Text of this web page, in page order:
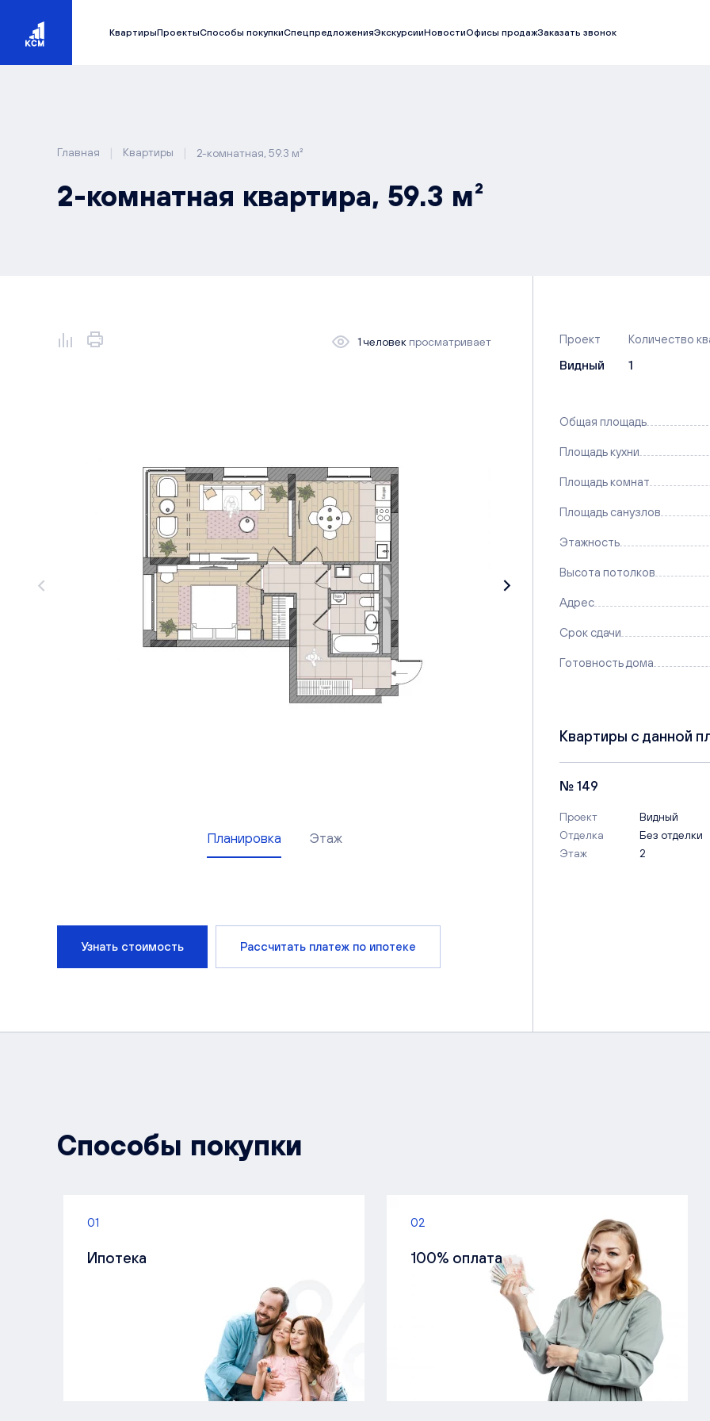
КвартирыПроектыСпособы покупкиСпецпредложенияЭкскурсииНовостиОфисы продажЗаказать звонок
Главная | Квартиры | 2-комнатная, 59.3 м²
2-комнатная квартира, 59.3 м²
1 человек просматривает
Планировка Этаж
Узнать стоимость Рассчитать платеж по ипотеке
Проект
Видный
Количество
1
Общая площадь
Площадь кухни
Площадь комнат
Площадь санузлов
Этажность
Высота потолков
Адрес
Срок сдачи
Готовность дома
Квартиры с данной
№ 149
Проект
Видный
Отделка
Без отделки
Этаж
2
Способы покупки
01
Ипотека
02
100% оплата